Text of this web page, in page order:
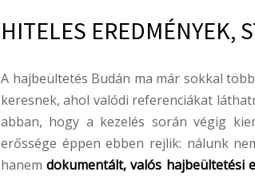
HITELES EREDMÉNYEK,
A hajbeültetés Budán ma már sokkal
keresnek, ahol valódi referenciákat
abban, hogy a kezelés során végig
erőssége éppen ebben rejlik: nálunk
hanemdokumentált, valós hajbeültetési